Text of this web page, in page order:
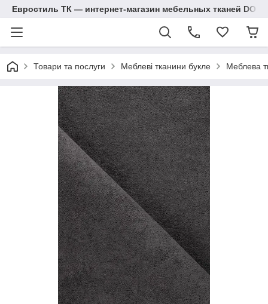
Евростиль ТК — интернет-магазин мебельных тканей
Товари та послуги Меблеві тканини букле Меблева